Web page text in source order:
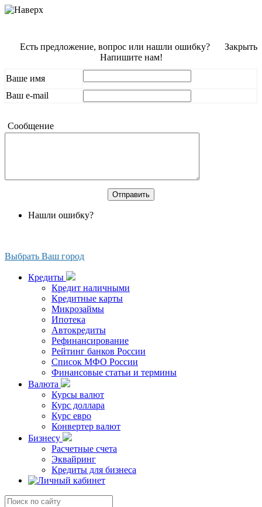
Закрыть
Есть предложение, вопрос или нашли ошибку?
Напишите нам!
Ваше имя
Ваш e-mail
Сообщение
Нашли ошибку?
Выбрать Ваш город
Кредиты
Кредит наличными
Кредитные карты
Микрозаймы
Ипотека
Автокредиты
Рефинансирование
Рейтинг банков России
Список МФО России
Финансовые статьи и термины
Валюта
Курсы валют
Курс доллара
Курс евро
Конвертер валют
Бизнесу
Расчетные счета
Эквайринг
Кредиты для бизнеса